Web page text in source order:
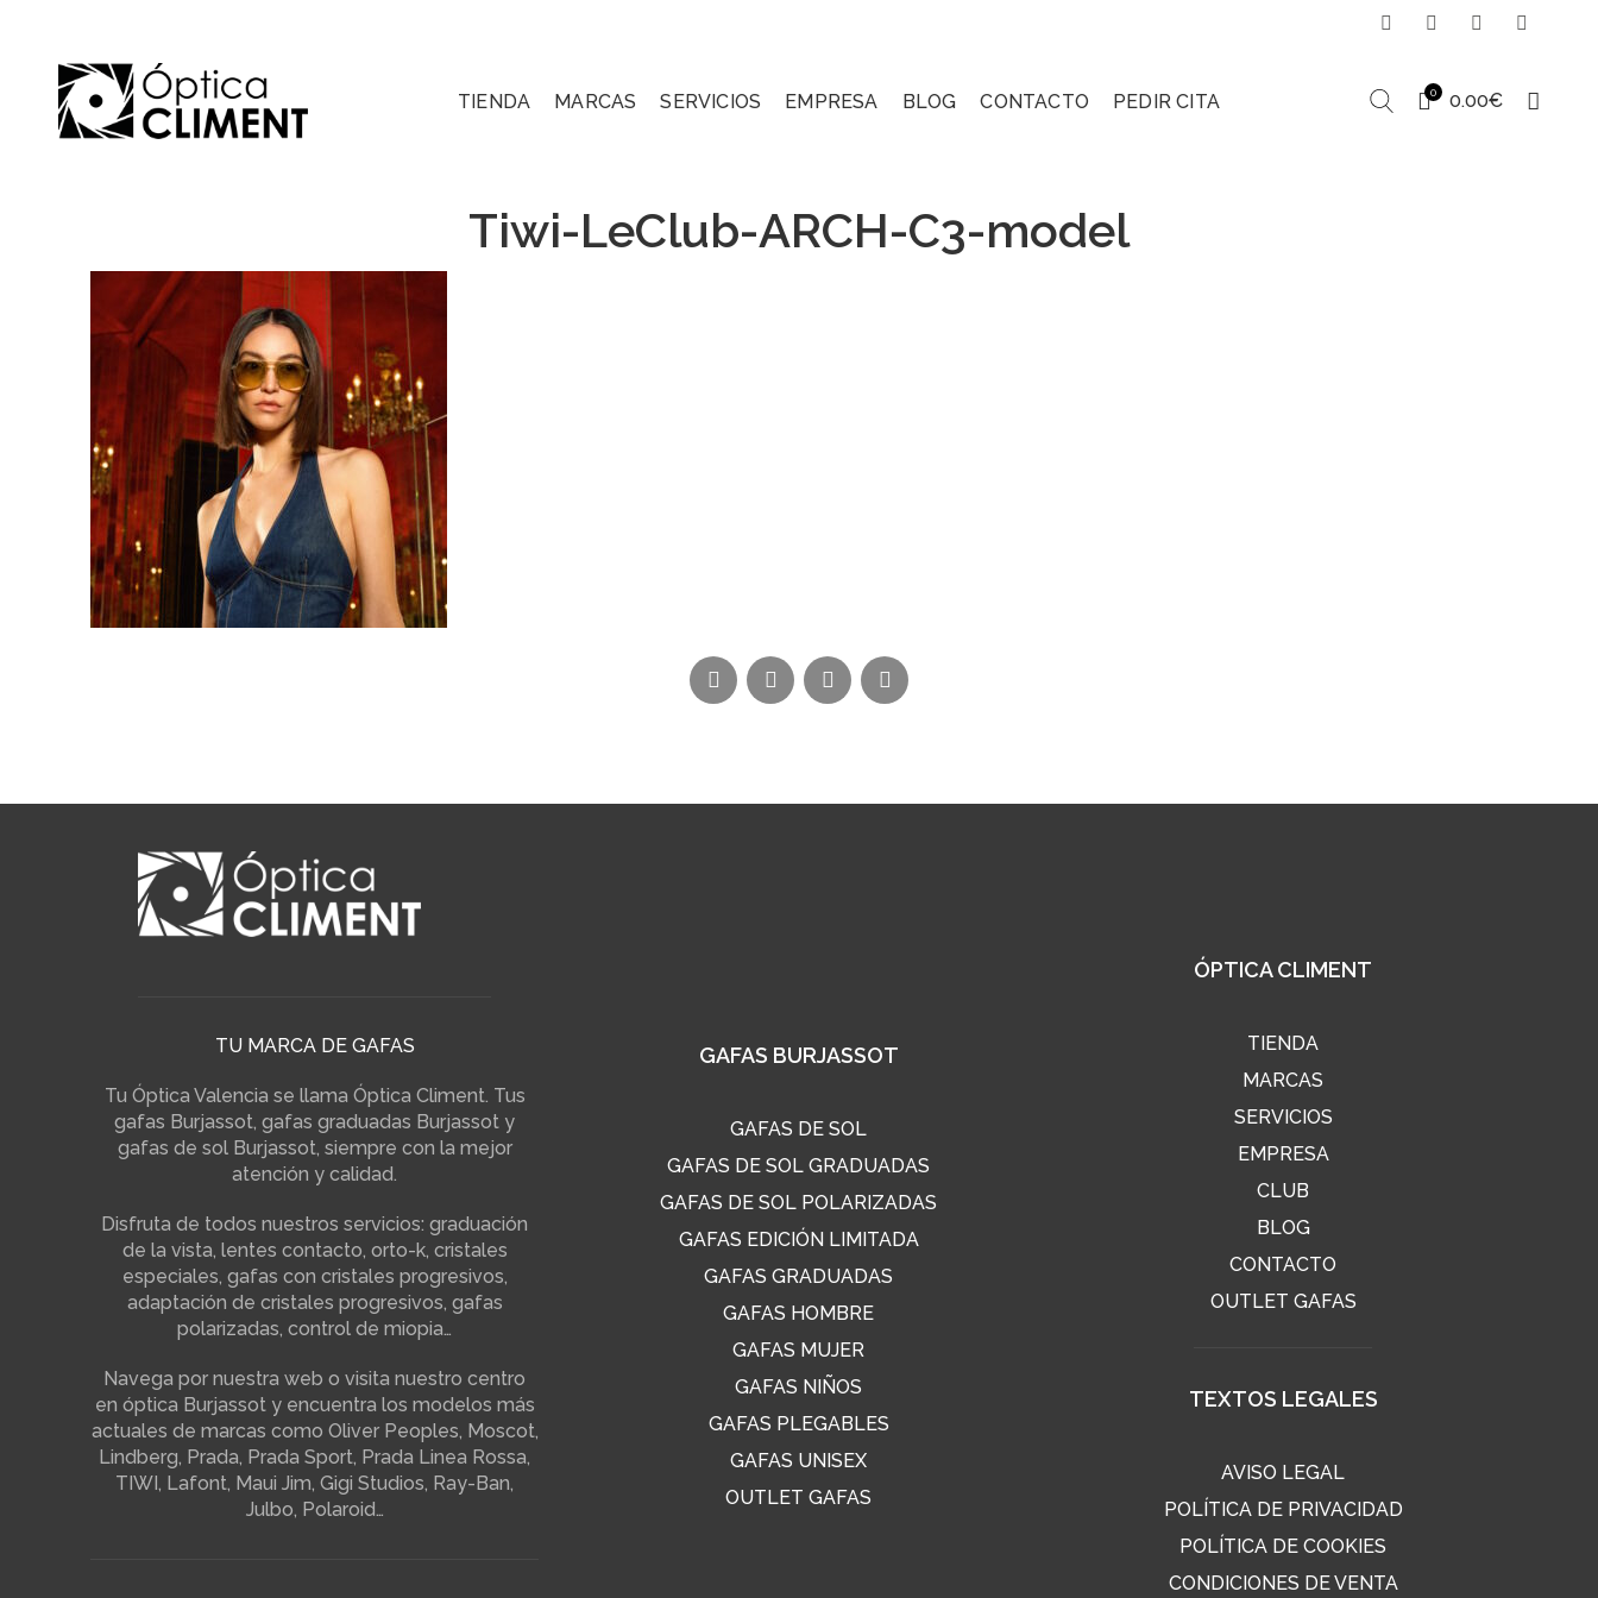
TIENDA MARCAS SERVICIOS EMPRESA BLOG CONTACTO PEDIR CITA 0 0.00€
Tiwi-LeClub-ARCH-C3-model
TU MARCA DE GAFAS
Tu Óptica Valencia se llama Óptica Climent. Tus
gafas Burjassot, gafas graduadas Burjassot y
gafas de sol Burjassot, siempre con la mejor
atención y calidad.
Disfruta de todos nuestros servicios: graduación
de la vista, lentes contacto, orto-k, cristales
especiales, gafas con cristales progresivos,
adaptación de cristales progresivos, gafas
polarizadas, control de miopia…
Navega por nuestra web o visita nuestro centro
en óptica Burjassot y encuentra los modelos más
actuales de marcas como Oliver Peoples, Moscot,
Lindberg, Prada, Prada Sport, Prada Linea Rossa,
TIWI, Lafont, Maui Jim, Gigi Studios, Ray-Ban,
Julbo, Polaroid…
GAFAS BURJASSOT
GAFAS DE SOL
GAFAS DE SOL GRADUADAS
GAFAS DE SOL POLARIZADAS
GAFAS EDICIÓN LIMITADA
GAFAS GRADUADAS
GAFAS HOMBRE
GAFAS MUJER
GAFAS NIÑOS
GAFAS PLEGABLES
GAFAS UNISEX
OUTLET GAFAS
ÓPTICA CLIMENT
TIENDA
MARCAS
SERVICIOS
EMPRESA
CLUB
BLOG
CONTACTO
OUTLET GAFAS
TEXTOS LEGALES
AVISO LEGAL
POLÍTICA DE PRIVACIDAD
POLÍTICA DE COOKIES
CONDICIONES DE VENTA